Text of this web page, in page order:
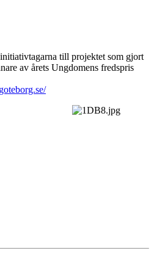
till projektet som gjort
av årets Ungdomens fredspris